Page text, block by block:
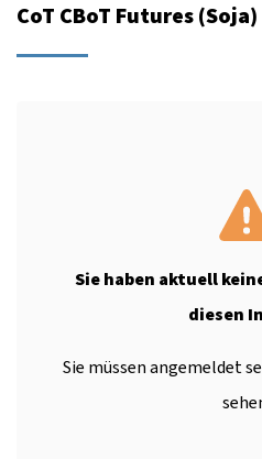
CoT CBoT Futures (Soja)
Sie haben aktuell
diesen
Sie müssen angemeldet